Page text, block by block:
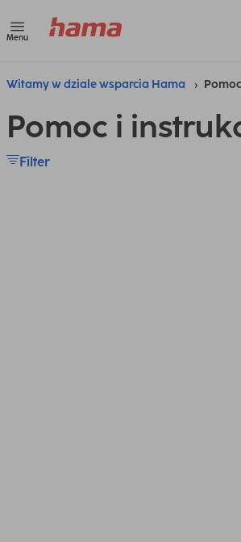
Menu
Witamy w dziale wsparcia Hama
Pomoc i
Filter